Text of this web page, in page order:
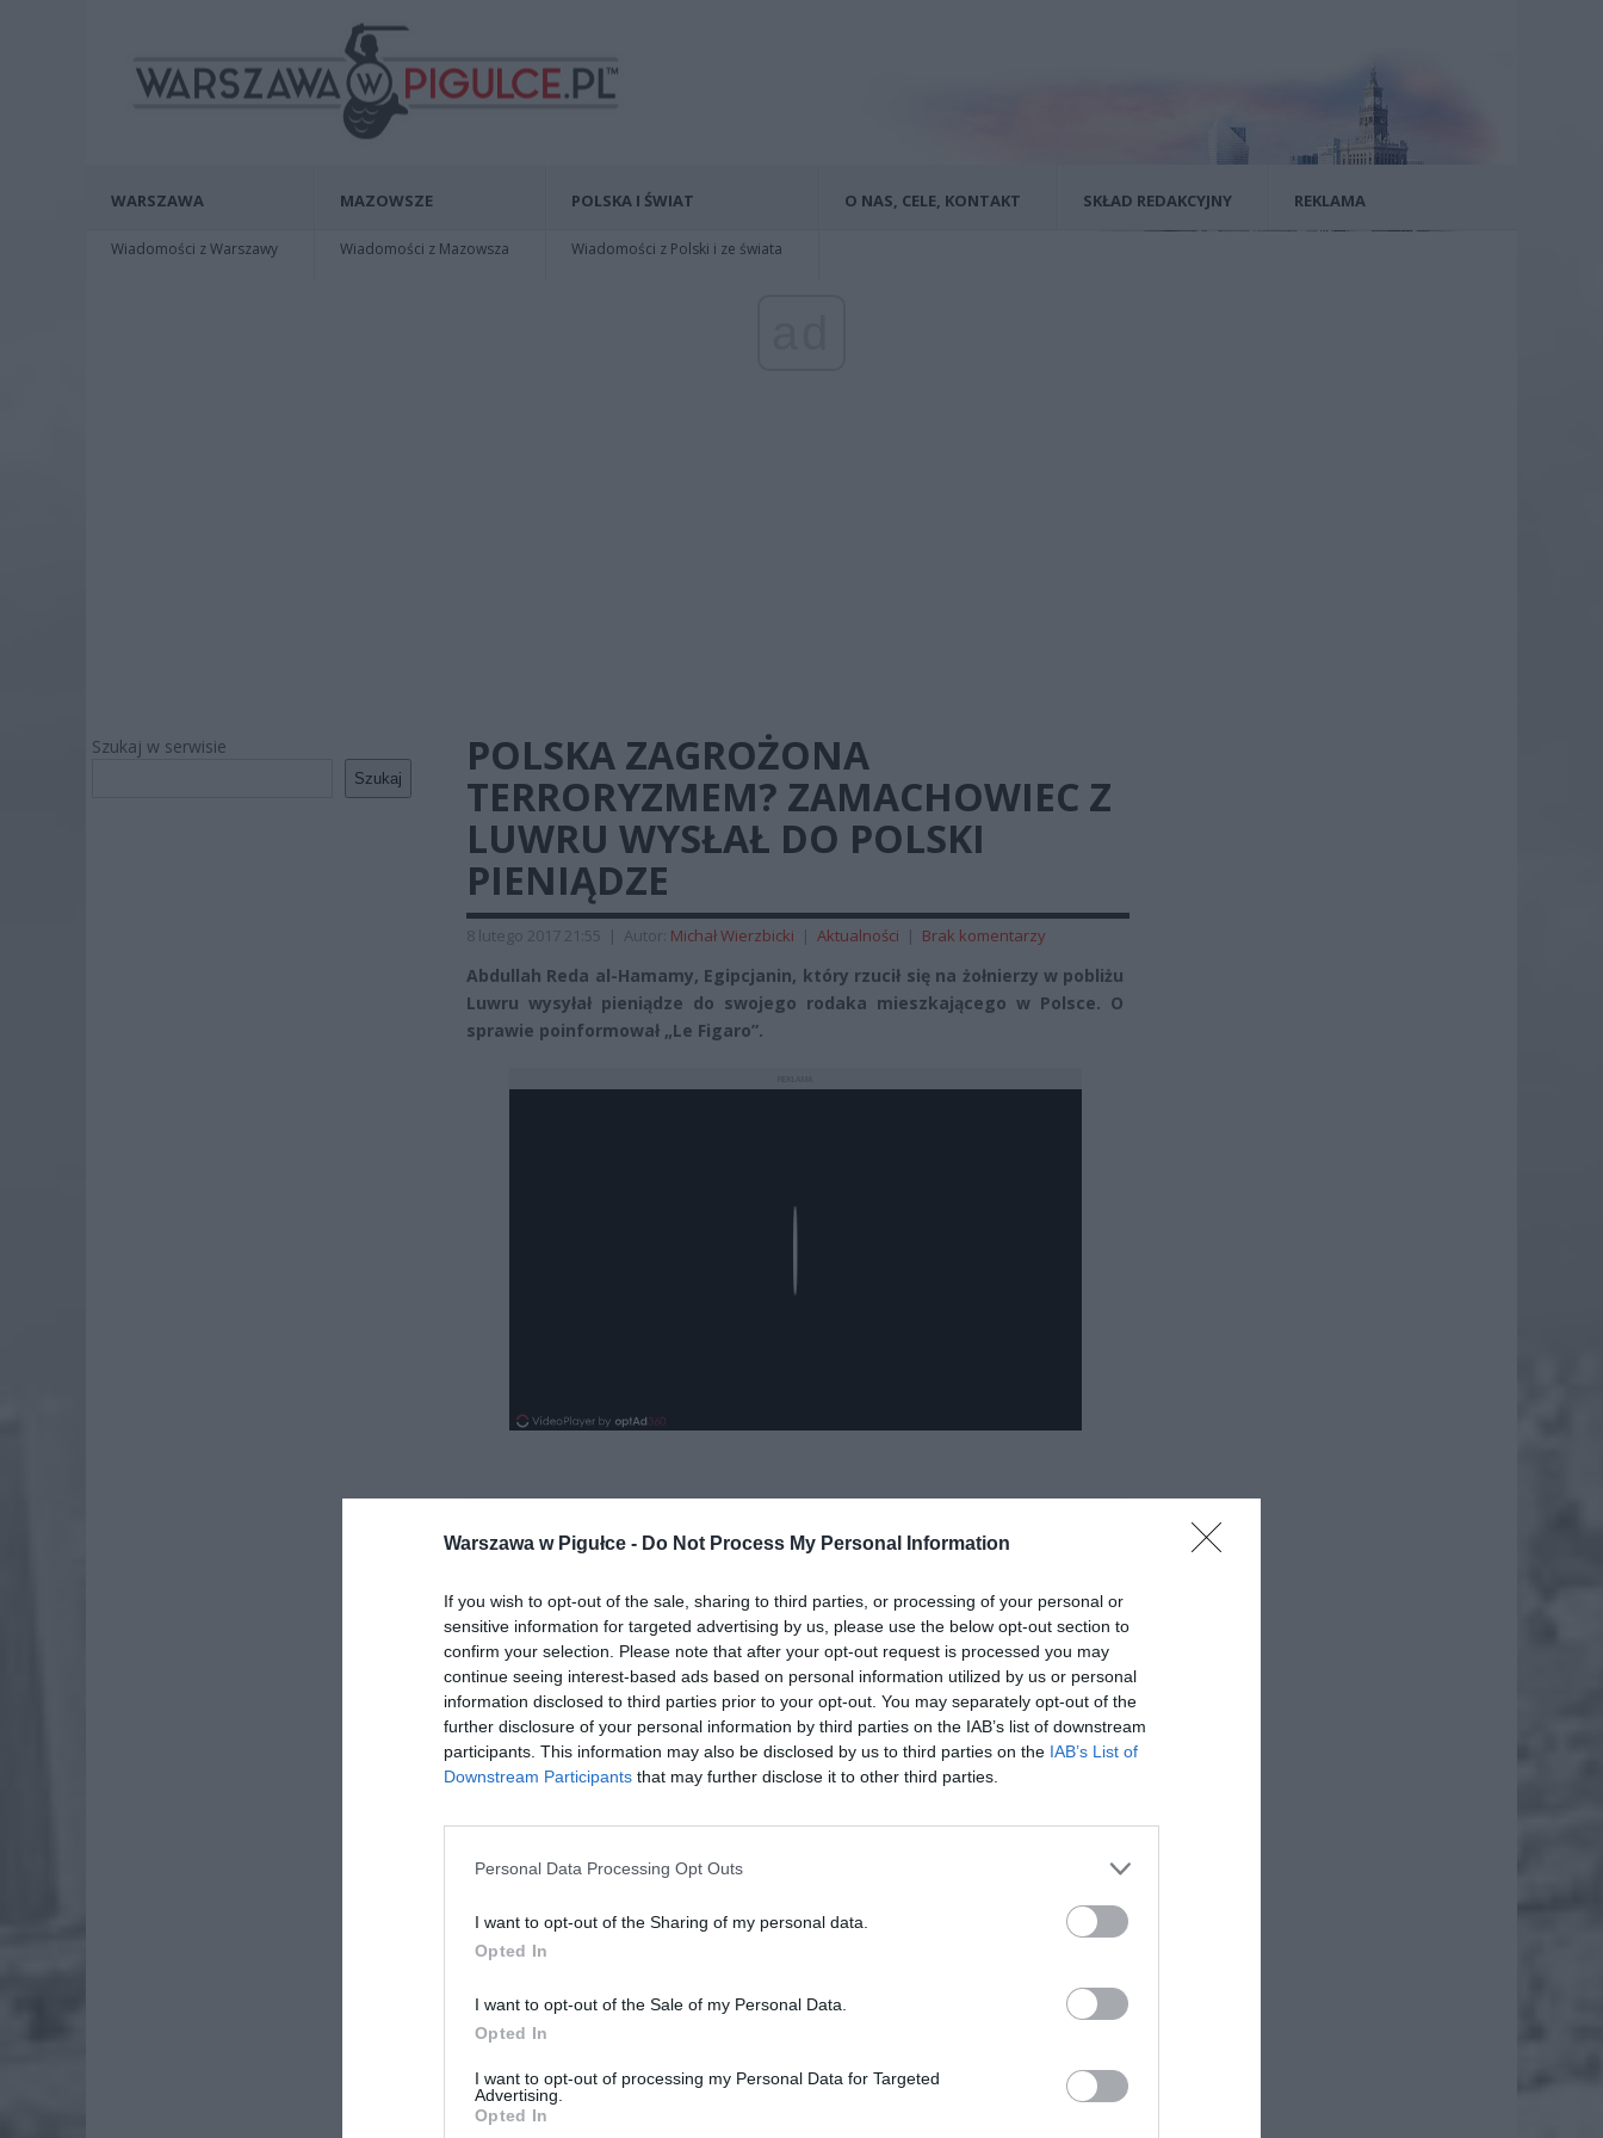
Warszawa w Pigułce - Do Not Process My Personal Information
If you wish to opt-out of the sale, sharing to third parties, or processing of your personal or
sensitive information for targeted advertising by us, please use the below opt-out section to
confirm your selection. Please note that after your opt-out request is processed you may
continue seeing interest-based ads based on personal information utilized by us or personal
information disclosed to third parties prior to your opt-out. You may separately opt-out of the
further disclosure of your personal information by third parties on the IAB’s list of downstream
participants. This information may also be disclosed by us to third parties on the IAB’s List of
Downstream Participants that may further disclose it to other third parties.
Personal Data Processing Opt Outs
I want to opt-out of the Sharing of my personal data.
Opted In
I want to opt-out of the Sale of my Personal Data.
Opted In
I want to opt-out of processing my Personal Data for Targeted
Advertising.
Opted In
WARSZAWA
Wiadomości z Warszawy
MAZOWSZE
Wiadomości z Mazowsza
POLSKA I ŚWIAT
Wiadomości z Polski i ze świata
O NAS, CELE, KONTAKT SKŁAD REDAKCYJNY REKLAMA
Szukaj w serwisie
Szukaj
POLSKA ZAGROŻONA
TERRORYZMEM? ZAMACHOWIEC Z
LUWRU WYSŁAŁ DO POLSKI
PIENIĄDZE
8 lutego 2017 21:55 | Autor: Michał Wierzbicki | Aktualności | Brak komentarzy
Abdullah Reda al-Hamamy, Egipcjanin, który rzucił się na żołnierzy w pobliżu
Luwru wysyłał pieniądze do swojego rodaka mieszkającego w Polsce. O
sprawie poinformował „Le Figaro”.